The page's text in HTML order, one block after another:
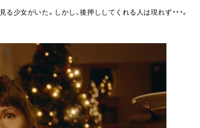
女がいた。しかし、後押ししてくれる人は現れず・・・。